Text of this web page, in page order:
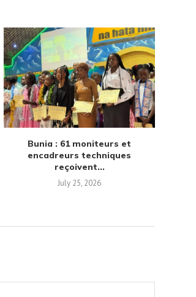
Bunia : 61 moniteurs et
encadreurs techniques
reçoivent...
July 25, 2026